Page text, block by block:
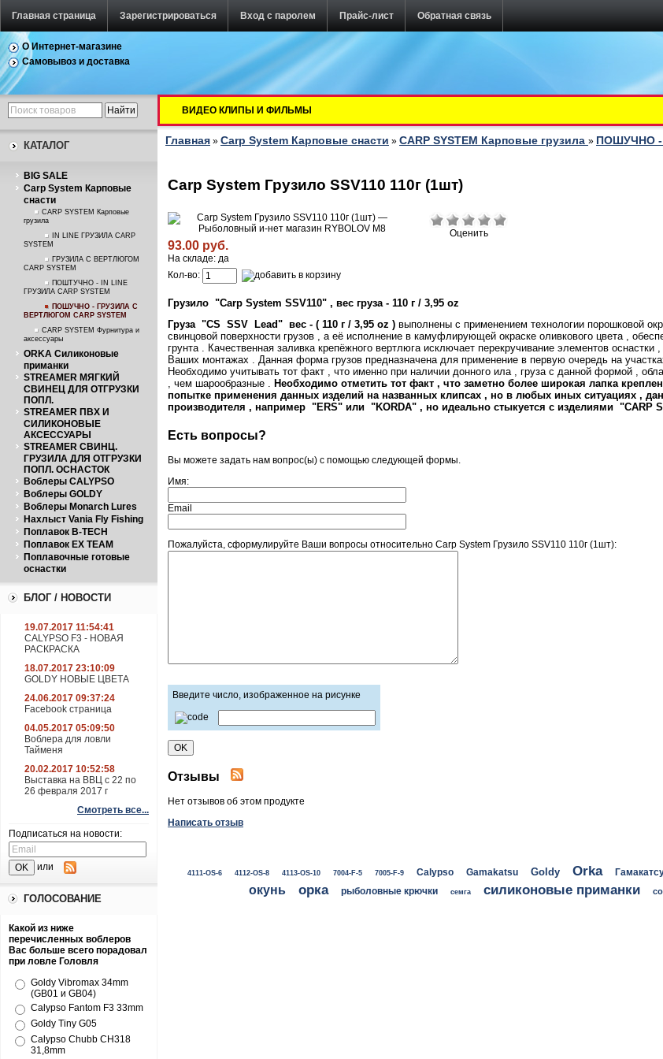
Главная страница Зарегистрироваться Вход с паролем Прайс-лист Обратная связь
О Интернет-магазине
Самовывоз и доставка
КАТАЛОГ
BIG SALE
Carp System Карповые
снасти
CARP SYSTEM Карповые
грузила
IN LINE ГРУЗИЛА CARP
SYSTEM
ГРУЗИЛА С ВЕРТЛЮГОМ
CARP SYSTEM
ПОШТУЧНО - IN LINE
ГРУЗИЛА CARP SYSTEM
ПОШУЧНО - ГРУЗИЛА С
ВЕРТЛЮГОМ CARP SYSTEM
CARP SYSTEM Фурнитура и
аксессуары
ORKA Силиконовые
приманки
STREAMER МЯГКИЙ
СВИНЕЦ ДЛЯ ОТГРУЗКИ
ПОПЛ.
STREAMER ПВХ И
СИЛИКОНОВЫЕ
АКСЕССУАРЫ
STREAMER СВИНЦ.
ГРУЗИЛА ДЛЯ ОТГРУЗКИ
ПОПЛ. ОСНАСТОК
Воблеры CALYPSO
Воблеры GOLDY
Воблеры Monarch Lures
Нахлыст Vania Fly Fishing
Поплавок B-TECH
Поплавок EX TEAM
Поплавочные готовые
оснастки
БЛОГ / НОВОСТИ
19.07.2017 11:54:41
CALYPSO F3 - НОВАЯ
РАСКРАСКА
18.07.2017 23:10:09
GOLDY НОВЫЕ ЦВЕТА
24.06.2017 09:37:24
Facebook страница
04.05.2017 05:09:50
Воблера для ловли
Тайменя
20.02.2017 10:52:58
Выставка на ВВЦ с 22 по
26 февраля 2017 г
Смотреть все...
Подписаться на новости:
или
ГОЛОСОВАНИЕ
Какой из ниже
перечисленных воблеров
Вас больше всего порадовал
при ловле Головля
Goldy Vibromax 34mm
(GB01 и GB04)
Calypso Fantom F3 33mm
Goldy Tiny G05
Calypso Chubb CH318
31,8mm
ВИДЕО КЛИПЫ И ФИЛЬМЫ
Главная » Carp System Карповые снасти » CARP SYSTEM Карповые грузила » ПОШУЧНО -
Carp System Грузило SSV110 110г (1шт)
Оценить
93.00 руб.
На складе: да
Кол-во:
Грузило "Carp System SSV110" , вес груза - 110 г / 3,95 oz
Груза "CS SSV Lead" вес - ( 110 г / 3,95 oz ) выполнены с применением технологии порошковой
свинцовой поверхности грузов , а её исполнение в камуфлирующей окраске оливкового цвета ,
грунта . Качественная заливка крепёжного вертлюга исключает перекручивание элементов
Ваших монтажах . Данная форма грузов предназначена для применение в первую очередь на
Необходимо учитывать тот факт , что именно при наличии донного ила , груза с данной формой ,
, чем шарообразные . Необходимо отметить тот факт , что заметно более широкая лапка
попытке применения данных изделий на названных клипсах , но в любых иных ситуациях ,
производителя , например "ERS" или "KORDA" , но идеально стыкуется с изделиями "CARP
Есть вопросы?
Вы можете задать нам вопрос(ы) с помощью следующей формы.
Имя:
Email
Пожалуйста, сформулируйте Ваши вопросы относительно Carp System Грузило SSV110 110г (1шт):
Введите число, изображенное на рисунке
Отзывы
Нет отзывов об этом продукте
Написать отзыв
4111-OS-6 4112-OS-8 4113-OS-10 7004-F-5 7005-F-9 Calypso Gamakatsu Goldy Orka
окунь орка рыболовные крючки семга силиконовые приманки